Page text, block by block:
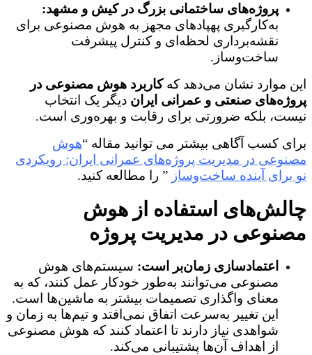
پروژه‌های ساختمانی بزرگ در کیش و مشهد:
به‌کارگیری پهپادهای مجهز به هوش مصنوعی برای
نقشه‌برداری لحظه‌ای و کنترل پیشرفت
ساخت‌وساز.
این موارد نشان می‌دهد کهکاربرد هوش مصنوعی در
پروژه‌های صنعتی و عمرانی ایران دیگر یک انتخاب
نیست، بلکه ضرورتی برای رقابت و بهره‌وری است.
برای کسب آگاهی بیشتر می توانید مقاله “هوش
مصنوعی در مدیریت پروژه‌های عمرانی ایران: رویکردی
نو برای آینده ساخت‌وساز ” را مطالعه کنید.
چالش‌های استفاده از هوش
مصنوعی در مدیریت پروژه
اعتمادسازی زمان‌بر است: سیستم‌های هوش
مصنوعی می‌توانند به‌طور خودکار عمل کنند، که به
معنای واگذاری تصمیمات بیشتر به ماشین‌ها است.
این تغییر به‌سرعت اتفاق نمی‌افتد و تیم‌ها به زمان و
شواهدی نیاز دارند تا اعتماد کنند که هوش مصنوعی
از اهداف آن‌ها پشتیبانی می‌کند.